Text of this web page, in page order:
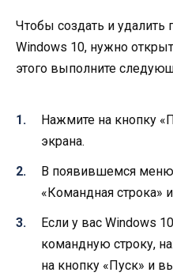
Чтобы создать и
Windows 10, нужно
этого выполните
Нажмите на кнопку
экрана.
В появившемся
«Командная строка»
Если у вас Windows
командную строку,
на кнопку «Пуск» и